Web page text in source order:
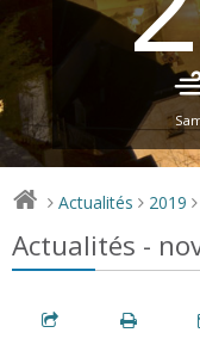
> Actualités > 2019 >
Actualités -